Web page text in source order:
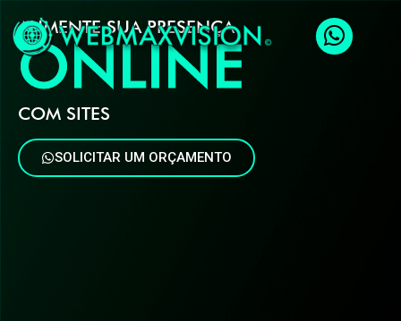
AUMENTE SUA PRESENÇA
ONLINE
COM SITES
RESPONSIVOS
SOLICITAR UM ORÇAMENTO